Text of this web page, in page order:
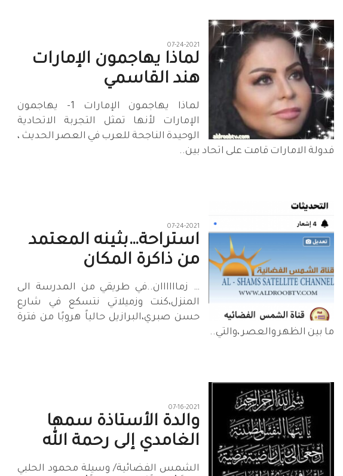
07-24-2021
لماذا يهاجمون الإمارات
هند القاسمي
لماذا يهاجمون الإمارات 1- ‏يهاجمون
الإمارات لأنها تمثل التجربة الاتحادية
الوحيدة الناجحة للعرب في العصر الحديث ،
‏فدولة الامارات قامت على اتحاد بين..
07-24-2021
استراحة…بثينه المعتمد
من ذاكرة المكان
… زماااااان..في طريقي من المدرسة الى
المنزل،كنت وزميلاتي نتسكع في شارع
حسن صبري،البرازيل حالياً هروبًا من فترة
ما بين الظهر والعصر ،والتي..
07-16-2021
والدة الأستاذة سمها
الغامدي إلى رحمة الله
الشمس الفضائية/ وسيلة محمود الحلبي